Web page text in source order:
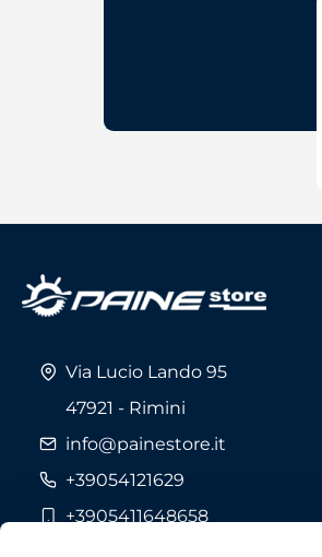
Via Lucio Lando 95
47921 - Rimini
info@painestore.it
Telefono:
+39054121629
+3905411648658